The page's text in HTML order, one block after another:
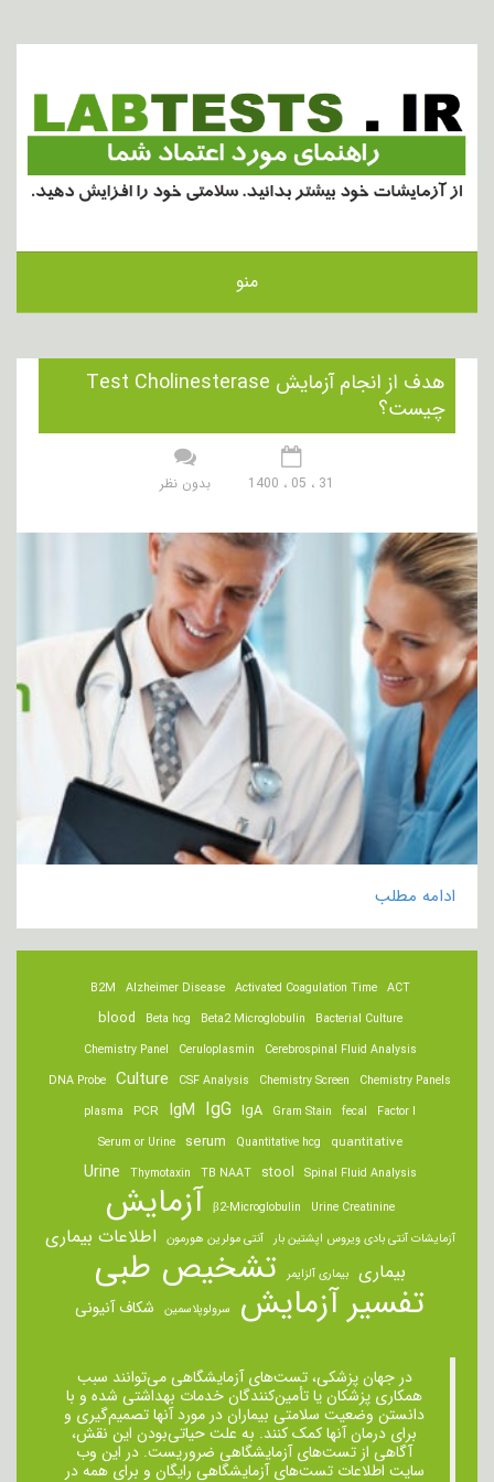
منو
هدف از انجام آزمایش Test Cholinesterase
چیست؟
31 ، 05 ، 1400 بدون نظر
ادامه مطلب
ACT
Activated Coagulation Time
Alzheimer Disease
B2M
Bacterial Culture
Beta2 Microglobulin
Beta hcg
blood
Cerebrospinal Fluid Analysis
Ceruloplasmin
Chemistry Panel
Chemistry Panels
Chemistry Screen
CSF Analysis
Culture
DNA Probe
Factor I
fecal
Gram Stain
IgA
IgG
IgM
PCR
plasma
quantitative
Quantitative hcg
serum
Serum or Urine
Spinal Fluid Analysis
stool
TB NAAT
Thymotaxin
Urine
Urine Creatinine
β2-Microglobulin آزمایش
آزمایشات آنتی بادی ویروس اپشتین بار آنتی مولرین هورمون اطلاعات بیماری
بیماری بیماری آلزایمر تشخیص طبی
تفسیر آزمایش سرولوپلاسمین شکاف آنیونی
در جهان پزشکی، تست‌های آزمایشگاهی می‌توانند سبب
همکاری پزشکان یا تأمین‌کنندگان خدمات بهداشتی شده و با
دانستن وضعیت سلامتی بیماران در مورد آنها تصمیم‌گیری و
برای درمان ‌آنها کمک کنند. به علت حیاتی‌بودن این نقش،
آگاهی از تست‌های آزمایشگاهی ضروریست. در این وب
سایت اطلاعات تست‌های آزمایشگاهی رایگان و برای همه در